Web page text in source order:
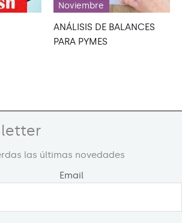
Noviembre
ANÁLISIS DE BALANCES
PARA PYMES
las últimas novedades
Email